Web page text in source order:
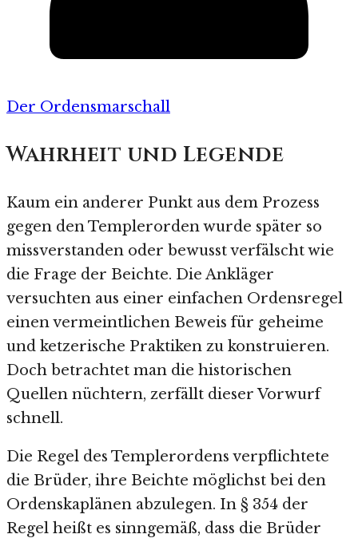
Der Ordensmarschall
Wahrheit und Legende
Kaum ein anderer Punkt aus dem Prozess
gegen den Templerorden wurde später so
missverstanden oder bewusst verfälscht wie
die Frage der Beichte. Die Ankläger
versuchten aus einer einfachen Ordensregel
einen vermeintlichen Beweis für geheime
und ketzerische Praktiken zu konstruieren.
Doch betrachtet man die historischen
Quellen nüchtern, zerfällt dieser Vorwurf
schnell.
Die Regel des Templerordens verpflichtete
die Brüder, ihre Beichte möglichst bei den
Ordenskaplänen abzulegen. In § 354 der
Regel heißt es sinngemäß, dass die Brüder